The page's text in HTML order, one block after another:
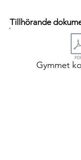
Tillhörande
Gymmet